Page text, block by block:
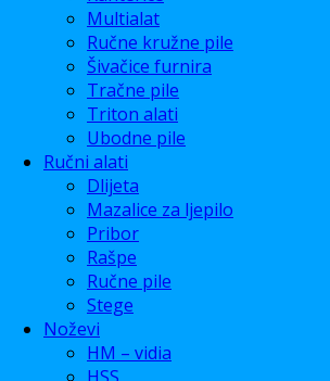
Multialat
Ručne kružne pile
Šivačice furnira
Tračne pile
Triton alati
Ubodne pile
Ručni alati
Dlijeta
Mazalice za ljepilo
Pribor
Rašpe
Ručne pile
Stege
Noževi
HM – vidia